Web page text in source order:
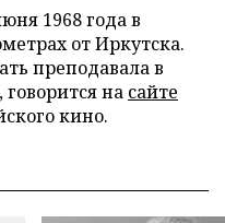
1968 года в
от Иркутска.
преподавала в
на сайте
кино.